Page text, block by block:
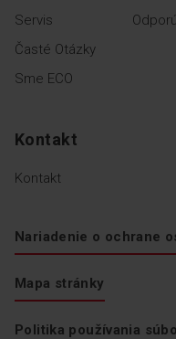
Servis
Časté Otázky
Sme ECO
Kontakt
Kontakt
Nariadenie o ochrane
Mapa stránky
Politika používania